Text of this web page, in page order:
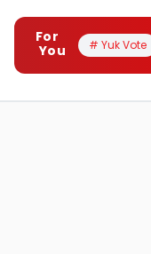
For
You
# Yuk Vote